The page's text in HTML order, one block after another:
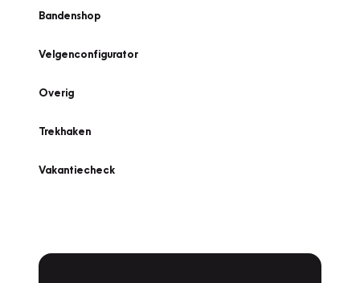
Bandenshop
Velgenconfigurator
Overig
Trekhaken
Vakantiecheck